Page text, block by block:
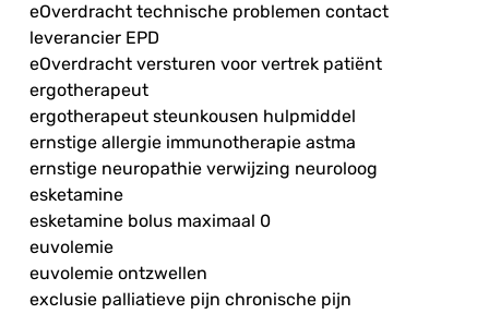
eOverdracht technische problemen contact
leverancier EPD
eOverdracht versturen voor vertrek patiënt
ergotherapeut
ergotherapeut steunkousen hulpmiddel
ernstige allergie immunotherapie astma
ernstige neuropathie verwijzing neuroloog
esketamine
esketamine bolus maximaal 0
euvolemie
euvolemie ontzwellen
exclusie palliatieve pijn chronische pijn